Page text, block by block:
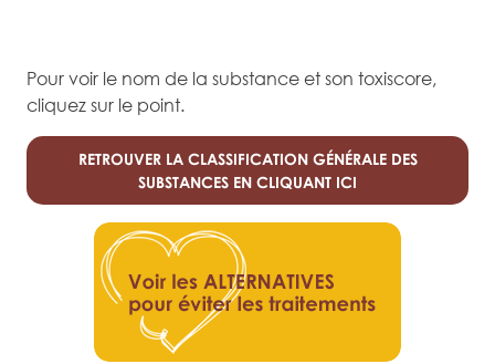
Pour voir le nom de la substance et son toxiscore,
cliquez sur le point.
RETROUVER LA CLASSIFICATION GÉNÉRALE DES
SUBSTANCES EN CLIQUANT ICI